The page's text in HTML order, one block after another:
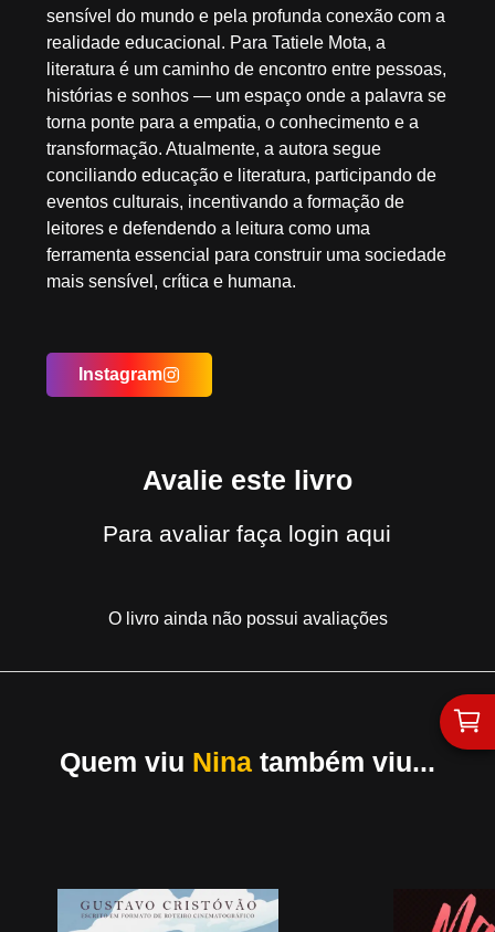
sensível do mundo e pela profunda conexão com a
realidade educacional. Para Tatiele Mota, a
literatura é um caminho de encontro entre pessoas,
histórias e sonhos — um espaço onde a palavra se
torna ponte para a empatia, o conhecimento e a
transformação. Atualmente, a autora segue
conciliando educação e literatura, participando de
eventos culturais, incentivando a formação de
leitores e defendendo a leitura como uma
ferramenta essencial para construir uma sociedade
mais sensível, crítica e humana.
Instagram
Avalie este livro
Para avaliarfaça login aqui
O livro ainda não possui avaliações
Quem viu Nina também viu...